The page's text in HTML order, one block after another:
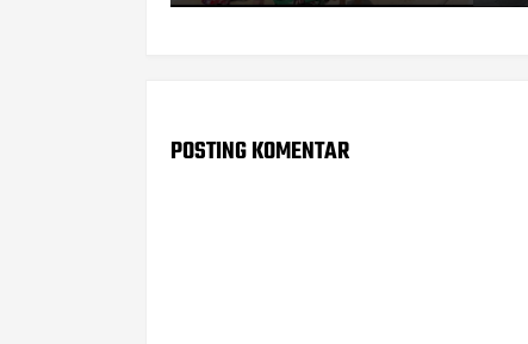
POSTING KOMENTAR